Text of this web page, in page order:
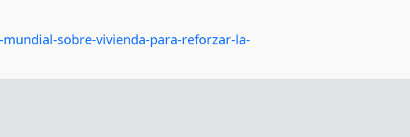
sobre-vivienda-para-reforzar-la-